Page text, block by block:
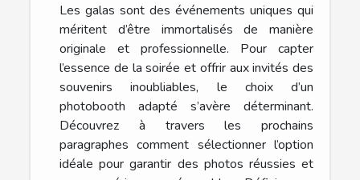
Les galas sont des événements uniques qui
méritent d’être immortalisés de manière
originale et professionnelle. Pour capter
l’essence de la soirée et offrir aux invités des
souvenirs inoubliables, le choix d’un
photobooth adapté s’avère déterminant.
Découvrez à travers les prochains
paragraphes comment sélectionner l’option
idéale pour garantir des photos réussies et